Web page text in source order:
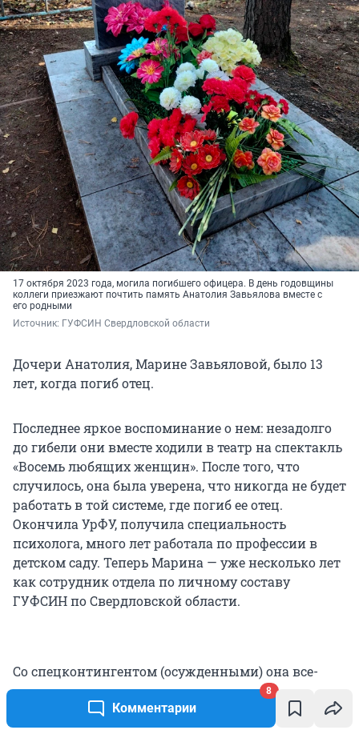
Комментарии
8
17 октября 2023 года, могила погибшего офицера. В день годовщины
коллеги приезжают почтить память Анатолия Завьялова вместе с
его родными
Источник: ГУФСИН Свердловской области
Дочери Анатолия, Марине Завьяловой, было 13
лет, когда погиб отец.
Последнее яркое воспоминание о нем: незадолго
до гибели они вместе ходили в театр на спектакль
«Восемь любящих женщин». После того, что
случилось, она была уверена, что никогда не будет
работать в той системе, где погиб ее отец.
Окончила УрФУ, получила специальность
психолога, много лет работала по профессии в
детском саду. Теперь Марина — уже несколько лет
как сотрудник отдела по личному составу
ГУФСИН по Свердловской области.
Со спецконтингентом (осужденными) она все-
таки работать не смогла «в связи с жизненным
опытом», в ведомстве отнеслись к этому с
пониманием. Говорит, что сейчас чувствует себя